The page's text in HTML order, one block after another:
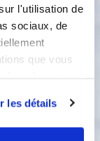
l'utilisation de
sociaux, de
que vous
les détails